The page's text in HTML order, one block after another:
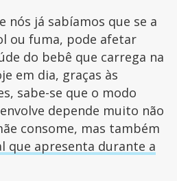
nós já sabíamos que se a
ou fuma, pode afetar
do bebê que carrega na
em dia, graças às
sabe-se que o modo
depende muito não
consome, mas também
que apresenta durante a